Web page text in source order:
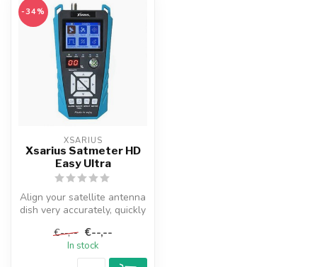
-34%
XSARIUS
Xsarius Satmeter HD
Easy Ultra
Align your satellite antenna
dish very accurately, quickly
€--,-- €--,--
In stock